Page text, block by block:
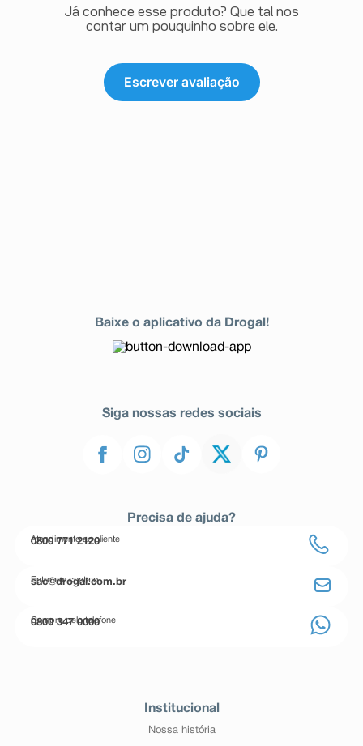
Já conhece esse produto? Que tal nos
contar um pouquinho sobre ele.
Escrever avaliação
Baixe o aplicativo da Drogal!
Siga nossas redes sociais
Precisa de ajuda?
Atendimento ao cliente
0800 771 2120
Entre em contato
sac@drogal.com.br
Compre pelo telefone
0800 347 0000
Institucional
Nossa história